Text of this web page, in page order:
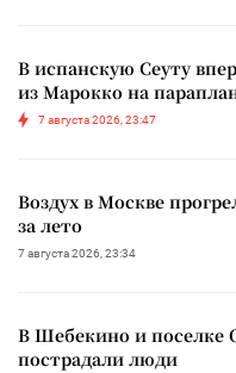
В испанскую Сеуту
из Марокко на
7 августа 2026, 23:47
Воздух в Москве
за лето
7 августа 2026, 23:34
В Шебекино и поселке
пострадали люди